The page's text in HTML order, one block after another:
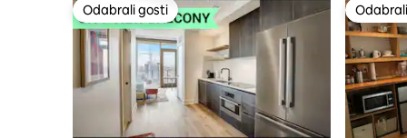
Odabrali gosti
Odabrali gosti